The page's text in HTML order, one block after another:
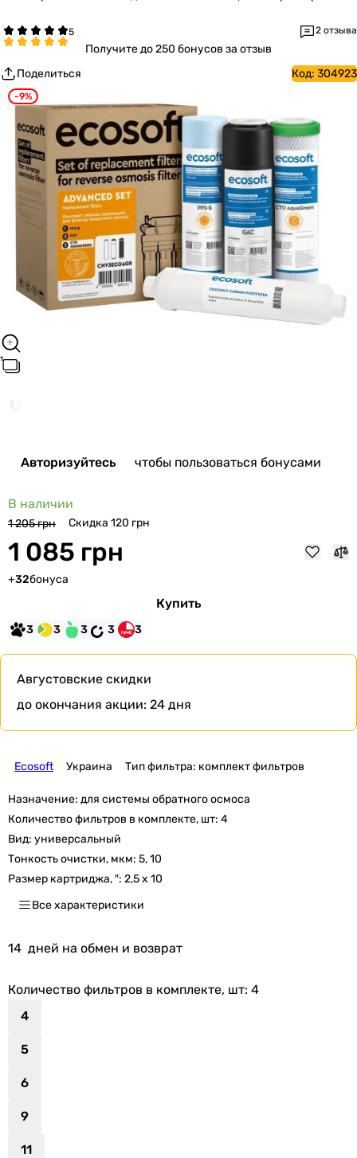
2 отзыва
Получитедо 250 бонусов за отзыв
Поделиться
Код: 304923
-9%
Авторизуйтесь чтобы пользоваться бонусами
В наличии
1 205 грн Скидка 120 грн
1 085 грн
+32бонуса
Купить
3 3 3 3 3
Августовские скидки
до окончания акции: 24 дня
Ecosoft Украина Тип фильтра: комплект фильтров
Назначение: для системы обратного осмоса
Количество фильтров в комплекте, шт: 4
Вид: универсальный
Тонкость очистки, мкм: 5, 10
Размер картриджа, ″: 2,5 x 10
Все характеристики
14 дней на обмен и возврат
Количество фильтров в комплекте, шт: 4
4
5
6
9
11